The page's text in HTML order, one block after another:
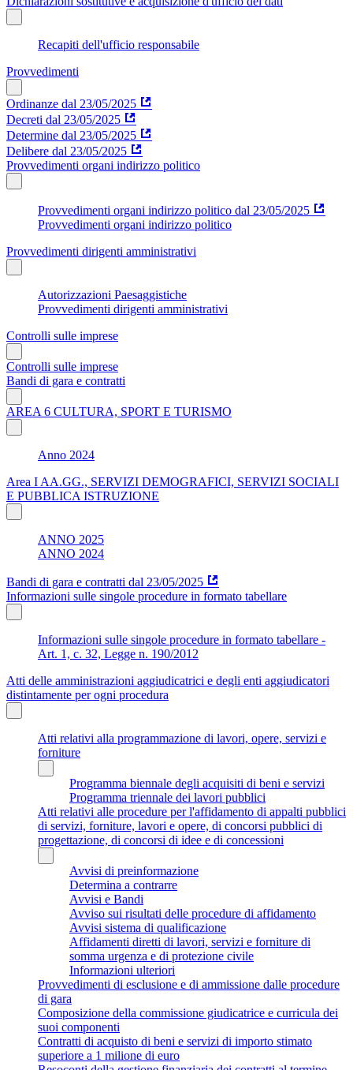
Recapiti dell'ufficio responsabile
Provvedimenti
Ordinanze dal 23/05/2025
Decreti dal 23/05/2025
Determine dal 23/05/2025
Delibere dal 23/05/2025
Provvedimenti organi indirizzo politico
Provvedimenti organi indirizzo politico dal 23/05/2025
Provvedimenti organi indirizzo politico
Provvedimenti dirigenti amministrativi
Autorizzazioni Paesaggistiche
Provvedimenti dirigenti amministrativi
Controlli sulle imprese
Controlli sulle imprese
Bandi di gara e contratti
AREA 6 CULTURA, SPORT E TURISMO
Anno 2024
Area I AA.GG., SERVIZI DEMOGRAFICI, SERVIZI SOCIALI
E PUBBLICA ISTRUZIONE
ANNO 2025
ANNO 2024
Bandi di gara e contratti dal 23/05/2025
Informazioni sulle singole procedure in formato tabellare
Informazioni sulle singole procedure in formato tabellare -
Art. 1, c. 32, Legge n. 190/2012
Atti delle amministrazioni aggiudicatrici e degli enti aggiudicatori
distintamente per ogni procedura
Atti relativi alla programmazione di lavori, opere, servizi e
forniture
Programma biennale degli acquisiti di beni e servizi
Programma triennale dei lavori pubblici
Atti relativi alle procedure per l'affidamento di appalti pubblici
di servizi, forniture, lavori e opere, di concorsi pubblici di
progettazione, di concorsi di idee e di concessioni
Avvisi di preinformazione
Determina a contrarre
Avvisi e Bandi
Avviso sui risultati delle procedure di affidamento
Avvisi sistema di qualificazione
Affidamenti diretti di lavori, servizi e forniture di
somma urgenza e di protezione civile
Informazioni ulteriori
Provvedimenti di esclusione e di ammissione dalle procedure
di gara
Composizione della commissione giudicatrice e curricula dei
suoi componenti
Contratti di acquisto di beni e servizi di importo stimato
superiore a 1 milione di euro